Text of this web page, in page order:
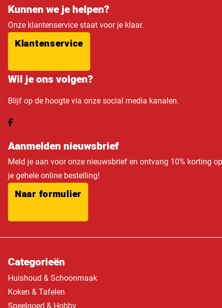
Kunnen we je helpen?
Onze klantenservice staat voor je klaar.
Klantenservice
Wil je ons volgen?
Blijf op de hoogte via onze social media kanalen.
Aanmelden nieuwsbrief
Meld je aan voor onze nieuwsbrief en ontvang 10% korting op
je gehele online bestelling!
Naar formulier
Categorieën
Huishoud & Schoonmaak
Koken & Tafelen
Speelgoed & Hobby